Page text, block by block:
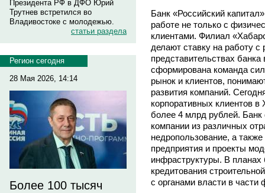
Президента РФ в ДФО Юрий
Трутнев встретился во
Владивостоке с молодежью.
статьи раздела
Регион сегодня
28 Мая 2026, 14:14
Более 100 тысяч
Банк «Российский
работе не только с
клиентами. Филиал
делают ставку на работу
представительствах
сформирована команда
рынок и клиентов,
развития компаний.
корпоративных клиентов в
более 4 млрд рублей. Банк
компании из различных
недропользование, а
предприятия и проекты
инфраструктуры. В планах
кредитования
с органами власти в